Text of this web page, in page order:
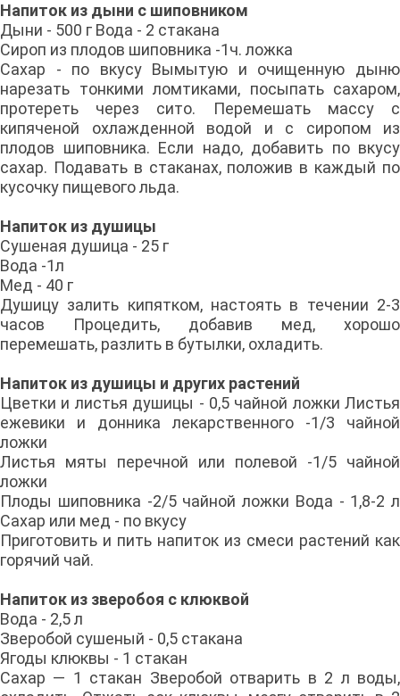
Напиток из дыни с шиповником
Дыни - 500 г Вода - 2 стакана
Сироп из плодов шиповника -1ч. ложка
Сахар - по вкусу Вымытую и очищенную дыню
нарезать тонкими ломтиками, посыпать сахаром,
протереть через сито. Перемешать массу с
кипяченой охлажден­ной водой и с сиропом из
плодов шиповника. Если надо, добавить по вкусу
сахар. Подавать в стаканах, положив в каждый по
кусочку пищевого льда.
Напиток из душицы
Сушеная душица - 25 г
Вода -1л
Мед - 40 г
Душицу залить кипятком, настоять в течении 2-3
часов Процедить, добавив мед, хорошо
перемешать, разлить в бутылки, охладить.
Напиток из душицы и других растений
Цветки и листья душицы - 0,5 чайной ложки Листья
ежевики и донника лекарственного -1/3 чайной
ложки
Листья мяты перечной или полевой -1/5 чайной
ложки
Плоды шиповника -2/5 чайной ложки Вода - 1,8-2 л
Сахар или мед - по вкусу
Приготовить и пить напиток из смеси растений как
горячий чай.
Напиток из зверобоя с клюквой
Вода - 2,5 л
Зверобой сушеный - 0,5 стакана
Ягоды клюквы - 1 стакан
Сахар — 1 стакан Зверобой отварить в 2 л воды,